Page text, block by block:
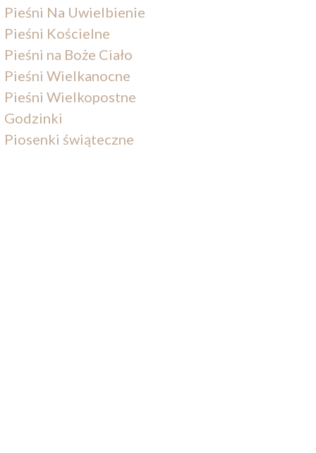
Pieśni Na Uwielbienie
Pieśni Kościelne
Pieśni na Boże Ciało
Pieśni Wielkanocne
Pieśni Wielkopostne
Godzinki
Piosenki świąteczne